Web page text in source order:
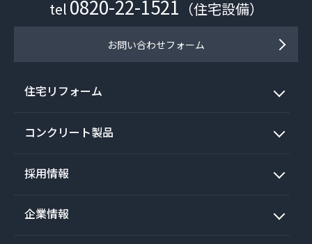
tel 0820-22-1521 （住宅設備）
お問い合わせフォーム
住宅リフォーム
コンクリート製品
採用情報
企業情報